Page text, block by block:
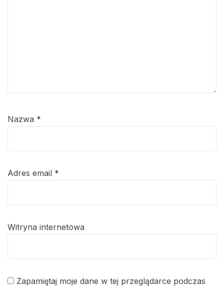
Nazwa *
Adres email *
Witryna internetowa
Zapamiętaj moje dane w tej przeglądarce podczas